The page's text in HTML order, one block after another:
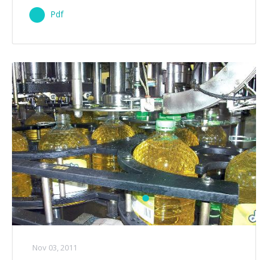
Pdf
Nov 03, 2011